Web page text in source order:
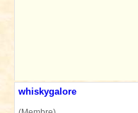
whiskygalore